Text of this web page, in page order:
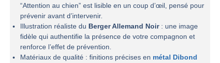
“Attention au chien” est lisible en un coup d’œil, pensé pour
prévenir avant d’intervenir.
Illustration réaliste du Berger Allemand Noir: une image
fidèle qui authentifie la présence de votre compagnon et
renforce l’effet de prévention.
Matériaux de qualité : finitions précises en métal Dibond